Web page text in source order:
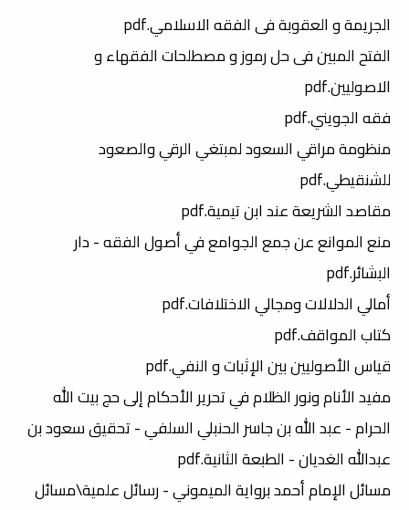
الجريمة و العقوبة فى الفقه الاسلامي.pdf
الفتح المبين فى حل رموز و مصطلحات الفقهاء و
الاصوليين.pdf
فقه الجويني.pdf
منظومة مراقي السعود لمبتغي الرقي والصعود
للشنقيطي.pdf
مقاصد الشريعة عند ابن تيمية.pdf
منع الموانع عن جمع الجوامع في أصول الفقه - دار
البشائر.pdf
أمالي الدلالات ومجالي الاختلافات.pdf
كتاب المواقف.pdf
قياس الأصوليين بين الإثبات و النفي.pdf
مفيد الأنام ونور الظلام في تحرير الأحكام إلى حج بيت الله
الحرام - عبد الله بن جاسر الحنبلي السلفي - تحقيق سعود بن
عبدالله الغديان - الطبعة الثانية.pdf
مسائل الإمام أحمد برواية الميموني - رسائل علمية\مسائل